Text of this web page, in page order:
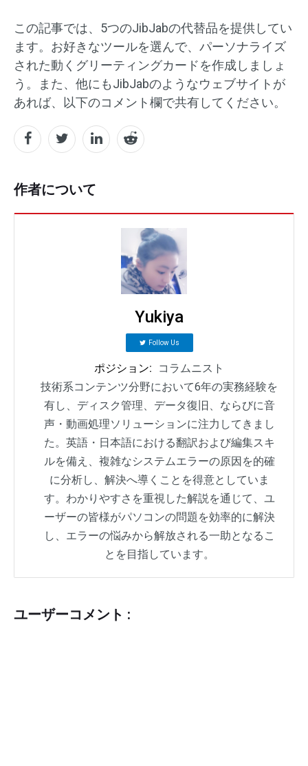
この記事では、5つのJibJabの代替品を提供してい
ます。お好きなツールを選んで、パーソナライズ
された動くグリーティングカードを作成しましょ
う。また、他にもJibJabのようなウェブサイトが
あれば、以下のコメント欄で共有してください。
作者について
Yukiya
Follow Us
ポジション:
コラムニスト
技術系コンテンツ分野において6年の実務経験を
有し、ディスク管理、データ復旧、ならびに音
声・動画処理ソリューションに注力してきまし
た。英語・日本語における翻訳および編集スキ
ルを備え、複雑なシステムエラーの原因を的確
に分析し、解決へ導くことを得意としていま
す。わかりやすさを重視した解説を通じて、ユ
ーザーの皆様がパソコンの問題を効率的に解決
し、エラーの悩みから解放される一助となるこ
とを目指しています。
ユーザーコメント :